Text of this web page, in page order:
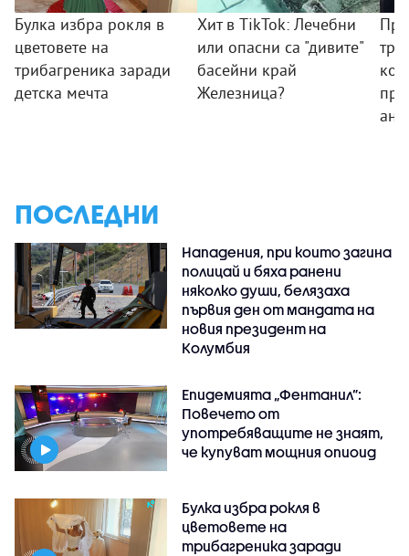
Булка избра рокля в
цветовете на
трибагреника заради
детска мечта
Хит в TikTok: Лечебни
или опасни са "дивите"
басейни край
Железница?
ПОСЛЕДНИ
Нападения, при които загина
полицай и бяха ранени
няколко души, белязаха
първия ден от мандата на
новия президент на
Колумбия
Епидемията „Фентанил”:
Повечето от
употребяващите не знаят,
че купуват мощния опиоид
Булка избра рокля в
цветовете на
трибагреника заради